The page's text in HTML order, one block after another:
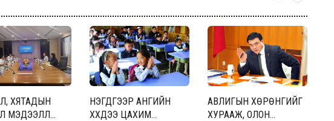
ХЯТАДЫН
МЭДЭЭЛЛ...
НЭГДҮГЭЭР АНГИЙН
ХҮҮХДЭЭ ЦАХИМ...
АВЛИГЫН ХӨРӨНГИЙГ
ХУРААЖ, ОЛОН...